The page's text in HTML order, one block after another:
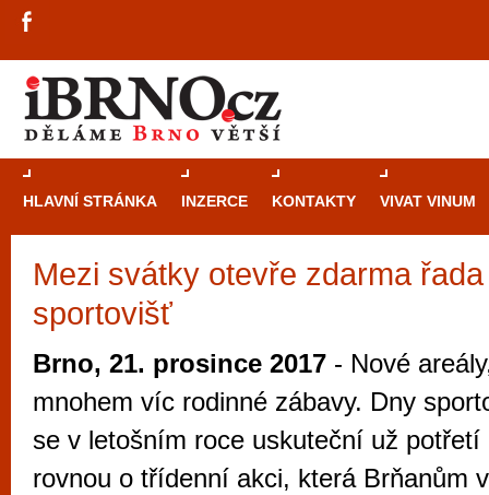
HLAVNÍ STRÁNKA INZERCE KONTAKTY VIVAT VINUM
Mezi svátky otevře zdarma
sportovišť
Brno, 21. prosince 2017 - Nové
mnohem víc rodinné zábavy. Dny
se v letošním roce uskuteční už potřetí
rovnou o třídenní akci, která Brňanům
Průvodce
Brno je
zajímavé
restaurace,
Mimo jiné je ale také místem, kde si